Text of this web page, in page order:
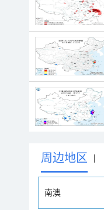
周边地区 |
南澳